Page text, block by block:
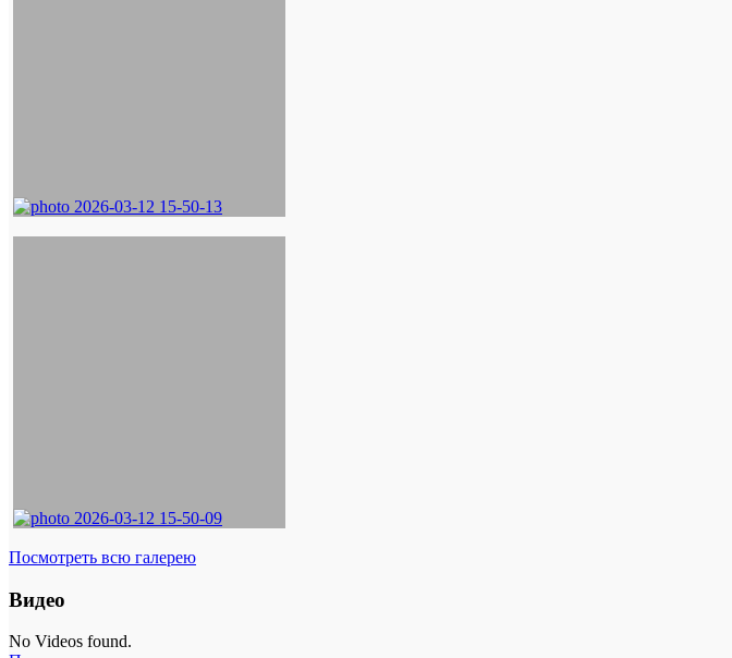
Посмотреть всю галерею
Видео
No Videos found.